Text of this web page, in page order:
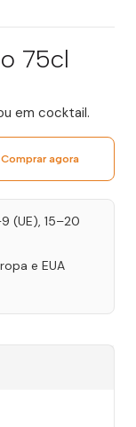
75cl
em cocktail.
Comprar agora
(UE), 15–20
e EUA